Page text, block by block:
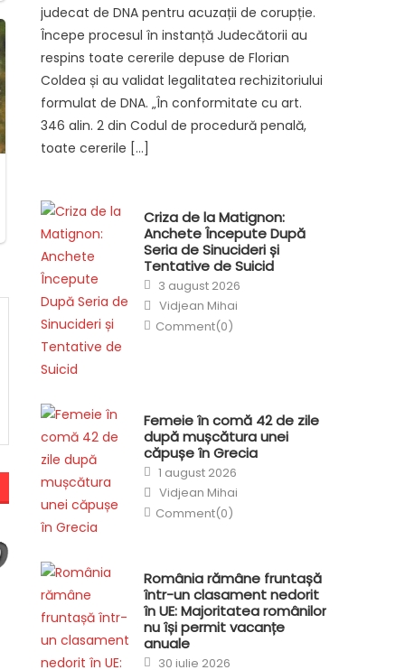
judecat de DNA pentru acuzații de corupție.
Începe procesul în instanță Judecătorii au
respins toate cererile depuse de Florian
Coldea și au validat legalitatea rechizitoriului
formulat de DNA. „În conformitate cu art.
346 alin. 2 din Codul de procedură penală,
toate cererile […]
Criza de la Matignon:
Anchete Începute După
Seria de Sinucideri și
Tentative de Suicid
Posted
on
3 august 2026
Author
Vidjean Mihai
Comment(0)
Femeie în comă 42 de zile
după mușcătura unei
căpușe în Grecia
Posted
on
1 august 2026
Author
Vidjean Mihai
Comment(0)
România rămâne fruntașă
într-un clasament nedorit
în UE: Majoritatea românilor
nu își permit vacanțe
anuale
Posted
30 iulie 2026